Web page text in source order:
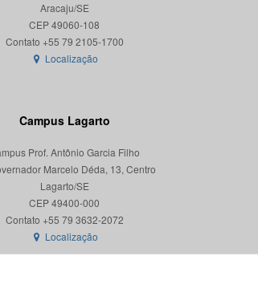
Aracaju/SE
CEP 49060-108
Localização
Campus Lagarto
Prof. Antônio Garcia Filho
Marcelo Déda, 13, Centro
Lagarto/SE
CEP 49400-000
Localização